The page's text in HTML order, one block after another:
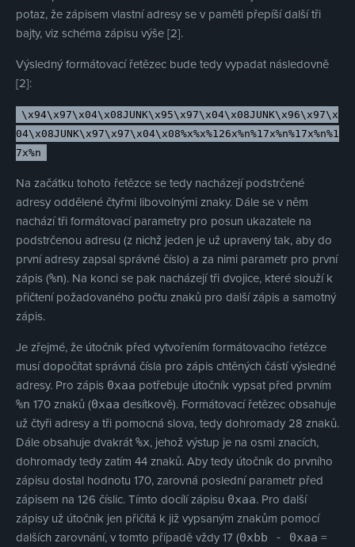
potaz, že zápisem vlastní adresy se v paměti přepíší další tři
bajty, viz schéma zápisu výše [2].
Výsledný formátovací řetězec bude tedy vypadat následovně
[2]:
\x94\x97\x04\x08JUNK\x95\x97\x04\x08JUNK\x96\x97\x
04\x08JUNK\x97\x97\x04\x08%x%x%126x%n%17x%n%17x%n%1
7x%n
Na začátku tohoto řetězce se tedy nacházejí podstrčené
adresy oddělené čtyřmi libovolnými znaky. Dále se v něm
nachází tři formátovací parametry pro posun ukazatele na
podstrčenou adresu (z nichž jeden je už upravený tak, aby do
první adresy zapsal správné číslo) a za nimi parametr pro první
zápis (%n). Na konci se pak nacházejí tři dvojice, které slouží k
přičtení požadovaného počtu znaků pro další zápis a samotný
zápis.
Je zřejmé, že útočník před vytvořením formátovacího řetězce
musí dopočítat správná čísla pro zápis chtěných částí výsledné
adresy. Pro zápis 0xaa potřebuje útočník vypsat před prvním
%n 170 znaků (0xaa desítkově). Formátovací řetězec obsahuje
už čtyři adresy a tři pomocná slova, tedy dohromady 28 znaků.
Dále obsahuje dvakrát %x, jehož výstup je na osmi znacích,
dohromady tedy zatím 44 znaků. Aby tedy útočník do prvního
zápisu dostal hodnotu 170, zarovná poslední parametr před
zápisem na 126 číslic. Tímto docílí zápisu 0xaa. Pro další
zápisy už útočník jen přičítá k již vypsaným znakům pomocí
dalších zarovnání, v tomto případě vždy 17 (0xbb - 0xaa =